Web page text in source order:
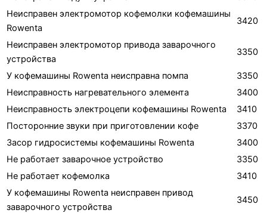
Неисправен электромотор кофемолки кофемашины
Rowenta
3420
Неисправен электромотор привода заварочного
устройства
3350
У кофемашины Rowenta неисправна помпа
3350
Неисправность нагревательного элемента
3400
Неисправность электроцепи кофемашины Rowenta
3410
Посторонние звуки при приготовлении кофе
3370
Засор гидросистемы кофемашины Rowenta
3400
Не работает заварочное устройство
3350
Не работает кофемолка
3410
У кофемашины Rowenta неисправен привод
заварочного устройства
3450